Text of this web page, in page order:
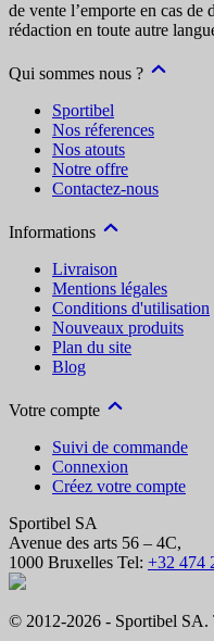
de vente l’emporte en cas de
rédaction en toute autre
Qui sommes nous ?
Sportibel
Nos réferences
Nos atouts
Notre offre
Contactez-nous
Informations
Livraison
Mentions légales
Conditions d'utilisation
Nouveaux produits
Plan du site
Blog
Votre compte
Suivi de commande
Connexion
Créez votre compte
Sportibel SA
Avenue des arts 56 – 4C,
1000 Bruxelles Tel: +32 474
© 2012-2026 - Sportibel SA.